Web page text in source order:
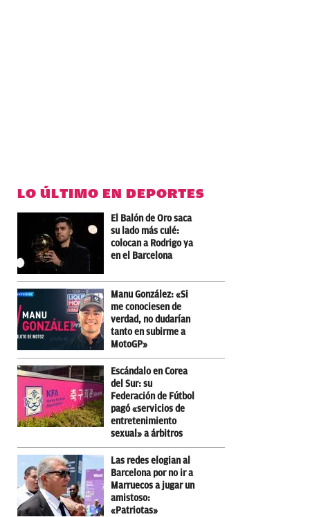
LO ÚLTIMO EN DEPORTES
El Balón de Oro saca
su lado más culé:
colocan a Rodrigo ya
en el Barcelona
Manu González: «Si
me conociesen de
verdad, no dudarían
tanto en subirme a
MotoGP»
Escándalo en Corea
del Sur: su
Federación de Fútbol
pagó «servicios de
entretenimiento
sexual» a árbitros
Las redes elogian al
Barcelona por no ir a
Marruecos a jugar un
amistoso:
«Patriotas»